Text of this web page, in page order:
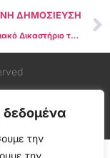
την
την
ΔΗΜΟΣΙΕΥΣΗ
Το Περιφερειακό Δικαστήριο των ΗΠΑ εκδίδει κλήτευση για τον CEO της Binance Changpeng Zhao για τη δράση της SEC